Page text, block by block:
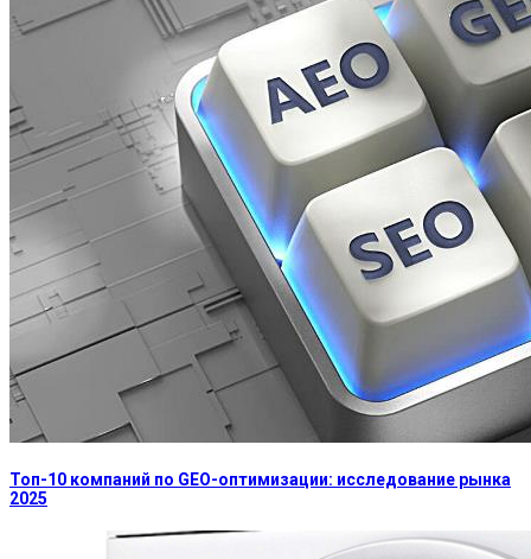
Топ-10 компаний по GEO-оптимизации: исследование рынка
2025